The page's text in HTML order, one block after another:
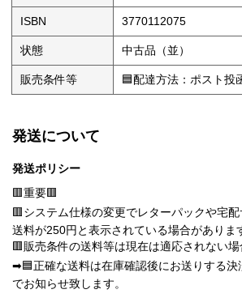
ISBN 3770112075
状態 中古品（並）
販売条件等 🟦配達方法：ポスト投
発送について
発送ポリシー
🟥重要🟥
🟥システム仕様の変更でレターパックや宅配
送料が250円と表示されている場合がありま
🟥販売条件の送料等は現在は適応されない場
➡🟦正確な送料は在庫確認後にお送りする決
でお知らせ致します。